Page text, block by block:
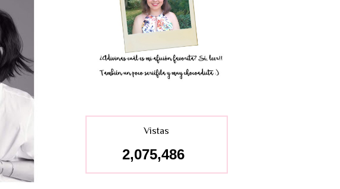
Vistas
2,075,486